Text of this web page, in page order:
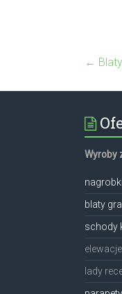
←
Wyroby
blaty
schody
lady